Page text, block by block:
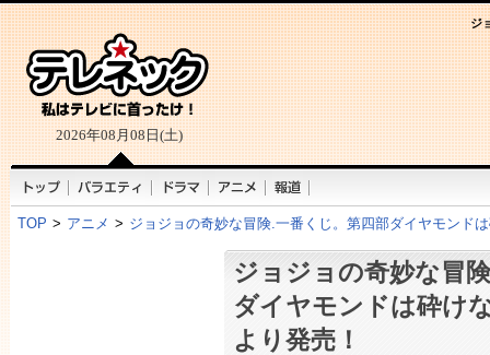
2026年08月08日(土)
ジ
TOP > アニメ > ジョジョの奇妙な冒険.一番くじ。第四部ダイヤモンド
ジョジョの奇妙な冒
ダイヤモンドは砕け
より発売！